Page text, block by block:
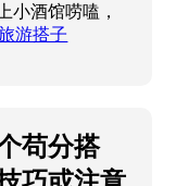
小酒馆唠嗑，
游搭子
苟分搭